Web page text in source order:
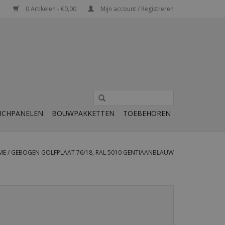
0 Artikelen - €0,00 Mijn account / Registreren
BOUWPAKKETTEN TOEBEHOREN
/ GEBOGEN GOLFPLAAT 76/18, RAL 5010 GENTIAANBLAUW